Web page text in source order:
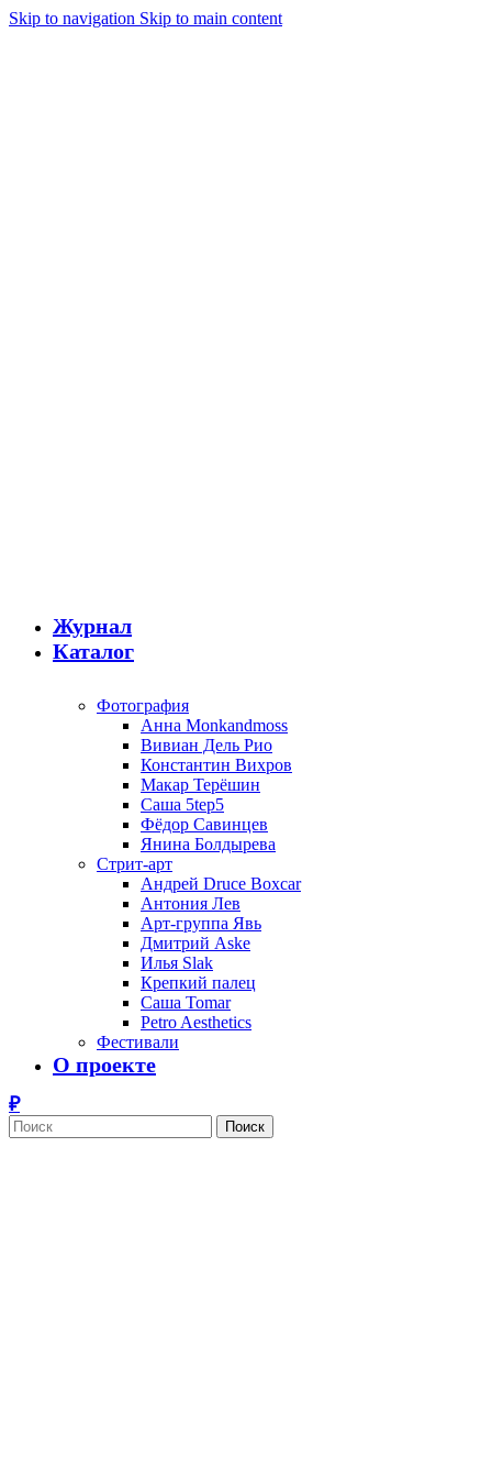
Skip to navigation Skip to main content
Журнал
Каталог
Фотография
Анна Monkandmoss
Вивиан Дель Рио
Константин Вихров
Макар Терёшин
Саша 5tep5
Фёдор Савинцев
Янина Болдырева
Стрит-арт
Андрей Druce Boxcar
Антония Лев
Арт-группа Явь
Дмитрий Aske
Илья Slak
Крепкий палец
Саша Tomar
Petro Aesthetics
Фестивали
О проекте
Поиск